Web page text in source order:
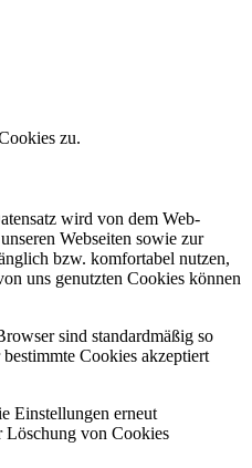
zu.
wird von dem Web-
Webseiten sowie zur
bzw. komfortabel nutzen,
uns genutzten Cookies können
sind standardmäßig so
Cookies akzeptiert
Einstellungen erneut
Löschung von Cookies